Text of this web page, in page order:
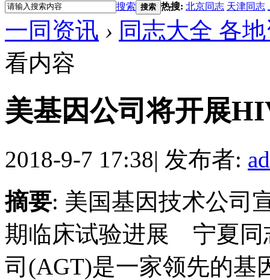
搜索 搜索 热搜: 北京同志 天津同志
一同资讯 › 同志大全 各
看内容
美基因公司将开展
2018-9-7 17:38| 发布者:
摘要: 美国基因技术公司
期临床试验进展 宁夏
司(AGT)是一家领先的基